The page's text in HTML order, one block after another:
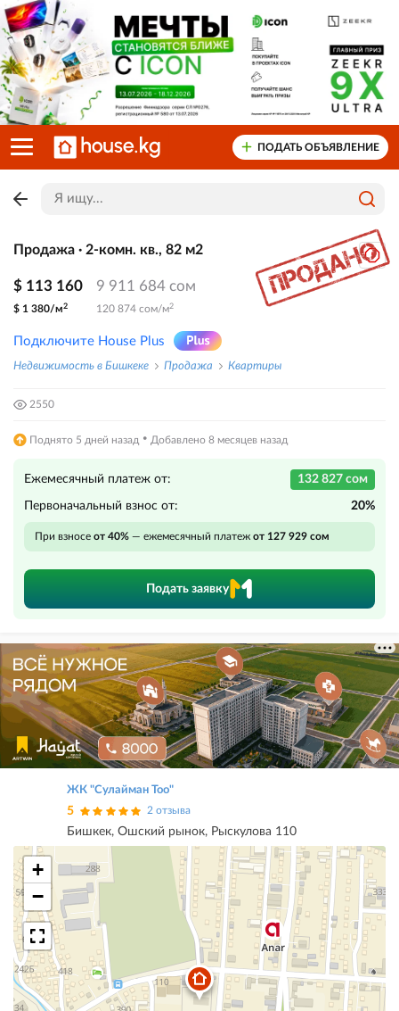
ПОДАТЬ ОБЪЯВЛЕНИЕ
Продажа · 2-комн. кв., 82 м2
$ 113 160 9 911 684 сом
$ 1 380/м2 120 874 сом/м2
Подключите House Plus
Недвижимость в Бишкеке Продажа Квартиры
2550
Поднято 5 дней назад · Добавлено 8 месяцев назад
Ежемесячный платеж от: 132 827 сом
Первоначальный взнос от: 20%
При взносе от 40% — ежемесячный платеж от 127 929 сом
Подать заявку
ЖК "Сулайман Тоо"
5 2 отзыва
Бишкек, Ошский рынок, Рыскулова 110
+
−